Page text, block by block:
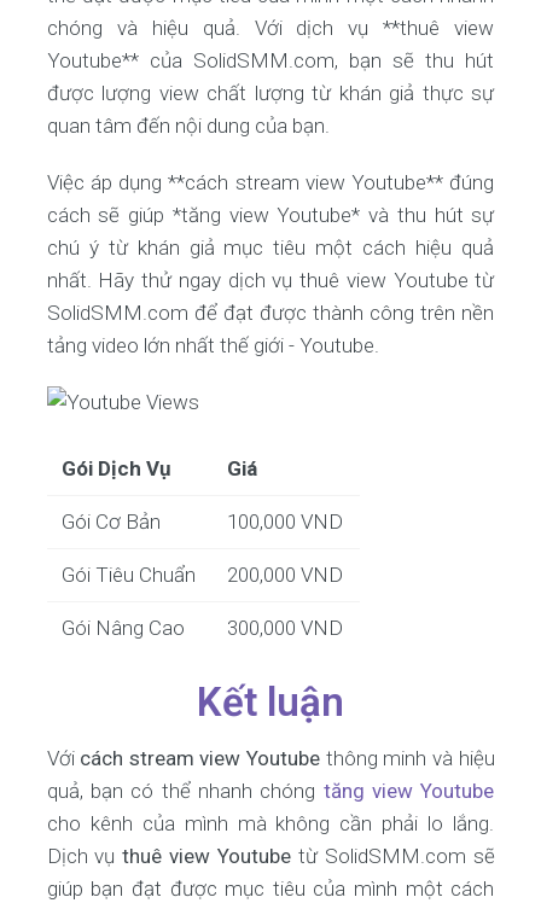
chóng và hiệu quả. Với dịch vụ **thuê view
Youtube** của SolidSMM.com, bạn sẽ thu hút
được lượng view chất lượng từ khán giả thực sự
quan tâm đến nội dung của bạn.
Việc áp dụng **cách stream view Youtube** đúng
cách sẽ giúp *tăng view Youtube* và thu hút sự
chú ý từ khán giả mục tiêu một cách hiệu quả
nhất. Hãy thử ngay dịch vụ thuê view Youtube từ
SolidSMM.com để đạt được thành công trên nền
tảng video lớn nhất thế giới - Youtube.
Gói Dịch Vụ Giá
Gói Cơ Bản 100,000 VND
Gói Tiêu Chuẩn 200,000 VND
Gói Nâng Cao 300,000 VND
Kết luận
Với cách stream view Youtube thông minh và hiệu
quả, bạn có thể nhanh chóng tăng view Youtube
cho kênh của mình mà không cần phải lo lắng.
Dịch vụthuê view Youtubetừ SolidSMM.com sẽ
giúp bạn đạt được mục tiêu của mình một cách